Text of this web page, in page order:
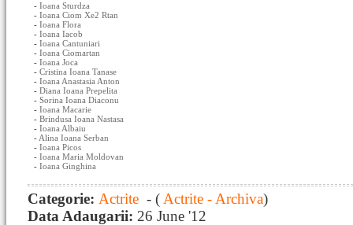
- Ioana Sturdza
- Ioana Ciom Xe2 Rtan
- Ioana Flora
- Ioana Iacob
- Ioana Cantuniari
- Ioana Ciomartan
- Ioana Joca
- Cristina Ioana Tanase
- Ioana Anastasia Anton
- Diana Ioana Prepelita
- Sorina Ioana Diaconu
- Ioana Macarie
- Brindusa Ioana Nastasa
- Ioana Albaiu
- Alina Ioana Serban
- Ioana Picos
- Ioana Maria Moldovan
- Ioana Ginghina
Categorie: Actrite - ( Actrite - Archiva)
Data Adaugarii: 26 June '12